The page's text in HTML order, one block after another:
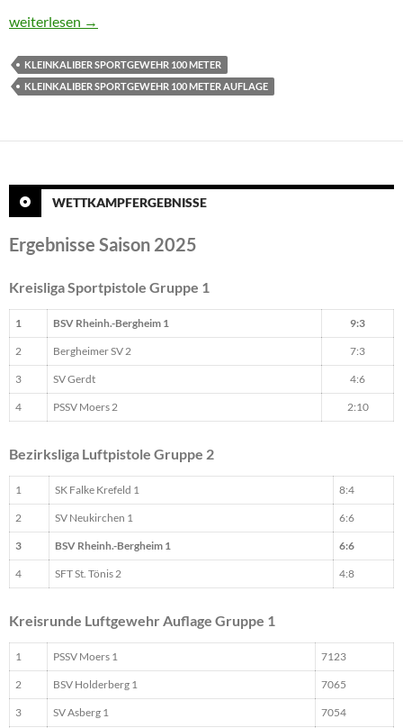
Vier Titel über 100 Meter
weiterlesen →
KLEINKALIBER SPORTGEWEHR 100 METER
KLEINKALIBER SPORTGEWEHR 100 METER AUFLAGE
WETTKAMPFERGEBNISSE
Ergebnisse Saison 2025
Kreisliga Sportpistole Gruppe 1
1 BSV Rheinh.-Bergheim 1 9:3
2 Bergheimer SV 2 7:3
3 SV Gerdt 4:6
4 PSSV Moers 2 2:10
Bezirksliga Luftpistole Gruppe 2
1 SK Falke Krefeld 1 8:4
2 SV Neukirchen 1 6:6
3 BSV Rheinh.-Bergheim 1 6:6
4 SFT St. Tönis 2 4:8
Kreisrunde Luftgewehr Auflage Gruppe 1
1 PSSV Moers 1 7123
2 BSV Holderberg 1 7065
3 SV Asberg 1 7054